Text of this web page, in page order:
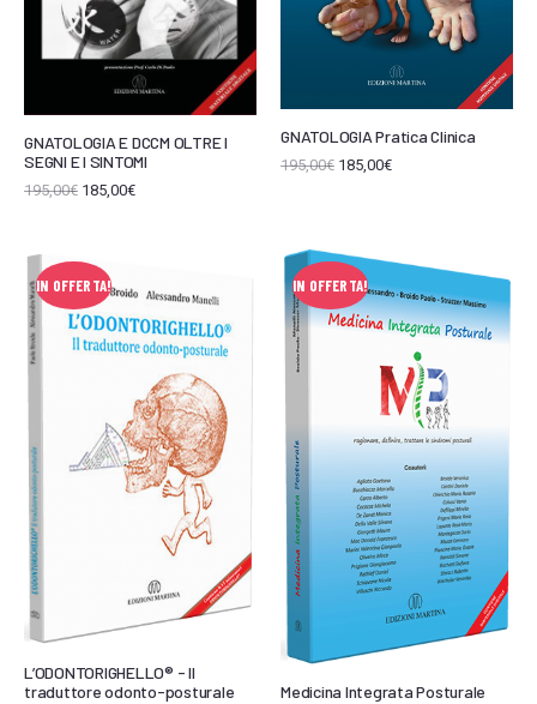
GNATOLOGIA E DCCM OLTRE I
SEGNI E I SINTOMI
195,00€ 185,00€
GNATOLOGIA Pratica Clinica
195,00€ 185,00€
IN OFFERTA!
L’ODONTORIGHELLO® - Il
traduttore odonto-posturale
IN OFFERTA!
Medicina Integrata Posturale